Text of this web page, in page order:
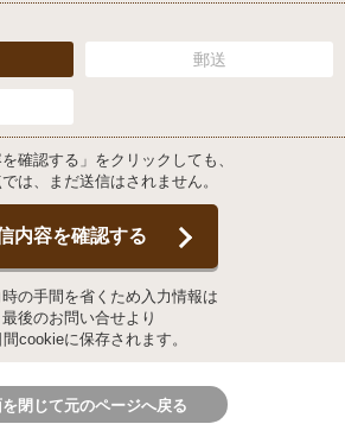
郵送
を確認する」をクリックしても、
は、まだ送信はされません。
内容を確認する
の手間を省くため入力情報は
最後のお問い合せより
cookieに保存されます。
閉じて元のページへ戻る